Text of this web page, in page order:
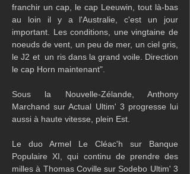
franchir un cap, le cap Leeuwin, tout là-bas
au loin il y a l'Australie, c'est un jour
important. Les conditions, une vingtaine de
noeuds de vent, un peu de mer, un ciel gris,
le J2 et  un ris dans la grand voile. Direction
le cap Horn maintenant".
Sous la Nouvelle-Zélande, Anthony
Marchand sur Actual Ultim' 3 progresse lui
aussi à haute vitesse, plein Est.
Le duo Armel Le Cléac'h sur Banque
Populaire XI, qui continu de prendre des
milles à Thomas Coville sur Sodebo Ultim' 3